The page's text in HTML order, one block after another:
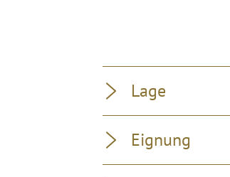
Lage
Eignung